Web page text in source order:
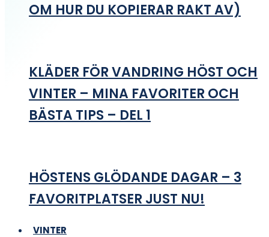
OM HUR DU KOPIERAR RAKT AV)
KLÄDER FÖR VANDRING HÖST OCH
VINTER – MINA FAVORITER OCH
BÄSTA TIPS – DEL 1
HÖSTENS GLÖDANDE DAGAR – 3
FAVORITPLATSER JUST NU!
VINTER